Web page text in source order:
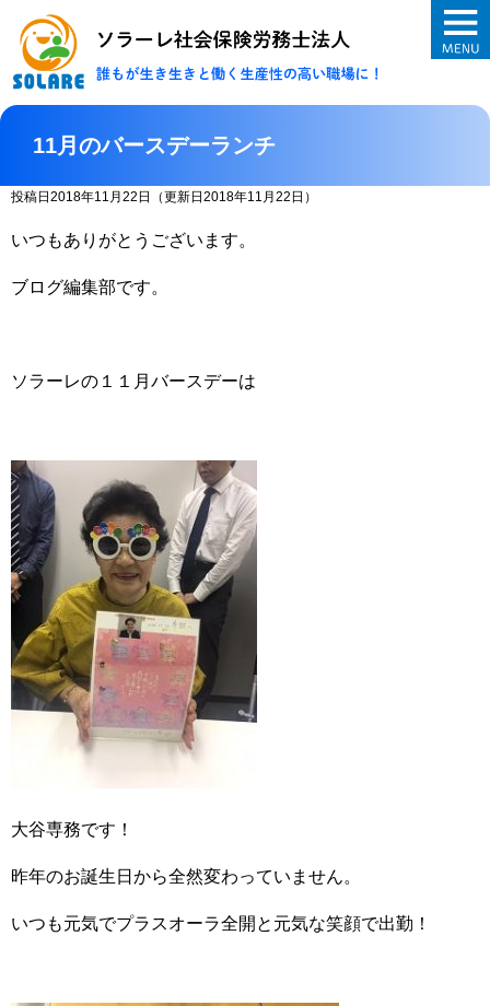
ソラーレ社会保
11月のバースデーランチ
投稿日2018年11月22日 （更新日2018年11月22日）
いつもありがとうございます。
ブログ編集部です。
ソラーレの１１月バースデーは
大谷専務です！
昨年のお誕生日から全然変わっていません。
いつも元気でプラスオーラ全開と元気な笑顔で出勤！